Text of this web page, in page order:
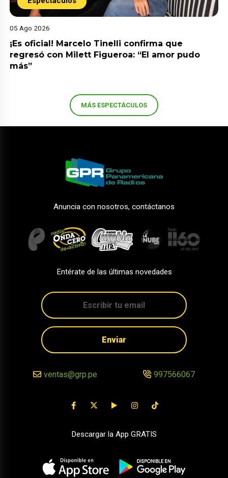
05 Ago 2026
¡Es oficial! Marcelo Tinelli confirma que
regresó con Milett Figueroa: “El amor pudo
más”
MÁS ESPECTÁCULOS
Anuncia con nosotros, contáctanos
Entérate de las últimas novedades
Enviar
ventas@grp.pe 997566067
Descargar la App GRATIS